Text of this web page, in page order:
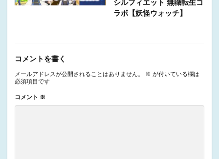
シルフィエット 無職転生コ
ラボ【妖怪ウォッチ】
コメントを書く
メールアドレスが公開されることはありません。 ※ が付いている欄は
必須項目です
コメント ※